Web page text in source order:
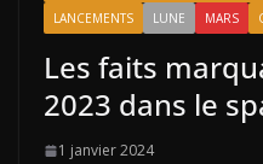
LANCEMENTS
LUNE MARS
Les faits
2023 dans le
1 janvier 2024